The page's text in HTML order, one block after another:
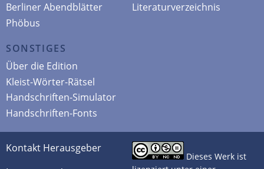
Berliner Abendblätter
Phöbus
Literaturverzeichnis
SONSTIGES
Über die Edition
Kleist-Wörter-Rätsel
Handschriften-Simulator
Handschriften-Fonts
Kontakt Herausgeber
Dieses Werk ist